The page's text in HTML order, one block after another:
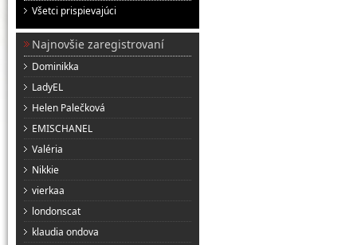
Všetci prispievajúci
Najnovšie zaregistrovaní
Dominikka
LadyEL
Helen Palečková
EMISCHANEL
Valéria
Nikkie
vierkaa
londonscat
klaudia ondova